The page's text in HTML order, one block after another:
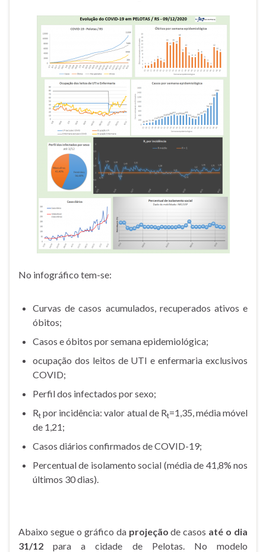
No infográfico tem-se:
Curvas de casos acumulados, recuperados ativos e
óbitos;
Casos e óbitos por semana epidemiológica;
ocupação dos leitos de UTI e enfermaria exclusivos
COVID;
Perfil dos infectados por sexo;
Rt por incidência: valor atual de Rt=1,35, média móvel
de 1,21;
Casos diários confirmados de COVID-19;
Percentual de isolamento social (média de 41,8% nos
últimos 30 dias).
Abaixo segue o gráfico da projeçãode casos até o dia
31/12 para a cidade de Pelotas. No modelo